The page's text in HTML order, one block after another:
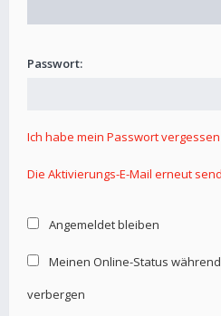
Passwort:
Ich habe mein Passwort vergessen
Die Aktivierungs-E-Mail erneut
Angemeldet bleiben
Meinen Online-Status
verbergen